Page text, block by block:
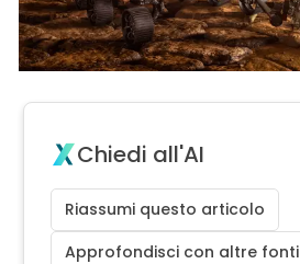
Chiedi all'AI
Riassumi questo articolo
Approfondisci con altre fonti